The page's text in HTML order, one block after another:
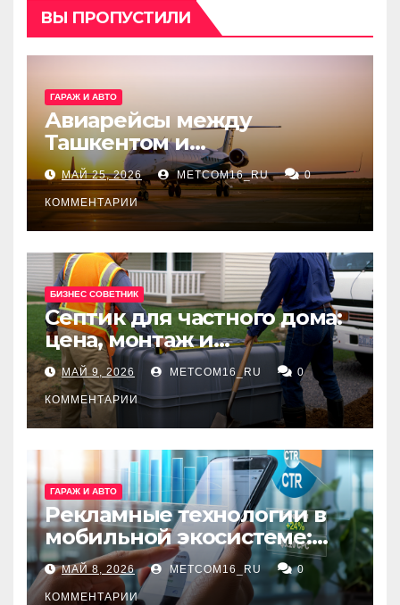
ВЫ ПРОПУСТИЛИ
ГАРАЖ И АВТО
Авиарейсы между
Ташкентом и
Екатеринбургом
МАЙ 25, 2026 METCOM16_RU 0
КОММЕНТАРИИ
БИЗНЕС СОВЕТНИК
Септик для частного дома:
цена, монтаж и
организация автономной
канализации
МАЙ 9, 2026 METCOM16_RU 0
КОММЕНТАРИИ
ГАРАЖ И АВТО
Рекламные технологии в
мобильной экосистеме:
ключевые сервисы и
принципы работы
МАЙ 8, 2026 METCOM16_RU 0
КОММЕНТАРИИ